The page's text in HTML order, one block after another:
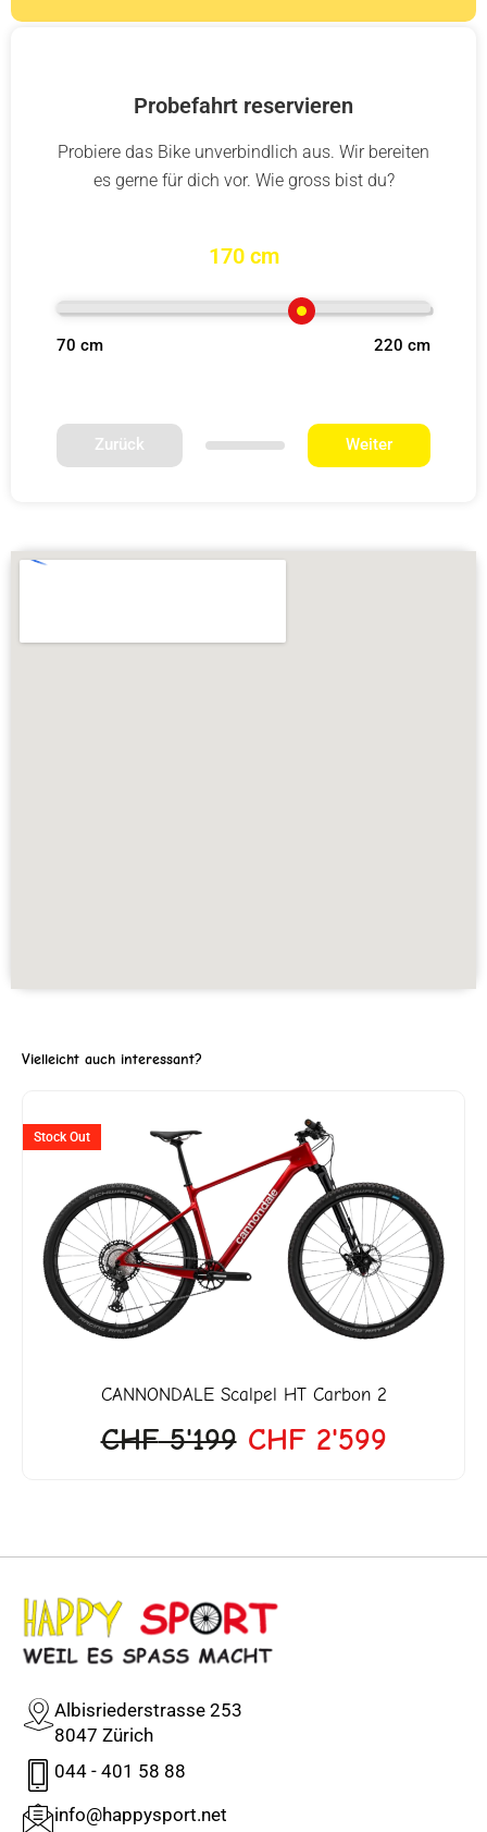
Probefahrt reservieren
Probiere das Bike unverbindlich aus. Wir bereiten
es gerne für dich vor. Wie gross bist du?
170 cm
70 cm 220 cm
Zurück Weiter
Vielleicht auch interessant?
Stock Out
CANNONDALEScalpel HT Carbon 2
CHF5'199
Ursprünglicher
Preis
war:
CHF 5'199
CHF2'599
ist:
CHF
Albisriederstrasse 253
8047 Zürich
044 - 401 58 88
info@happysport.net